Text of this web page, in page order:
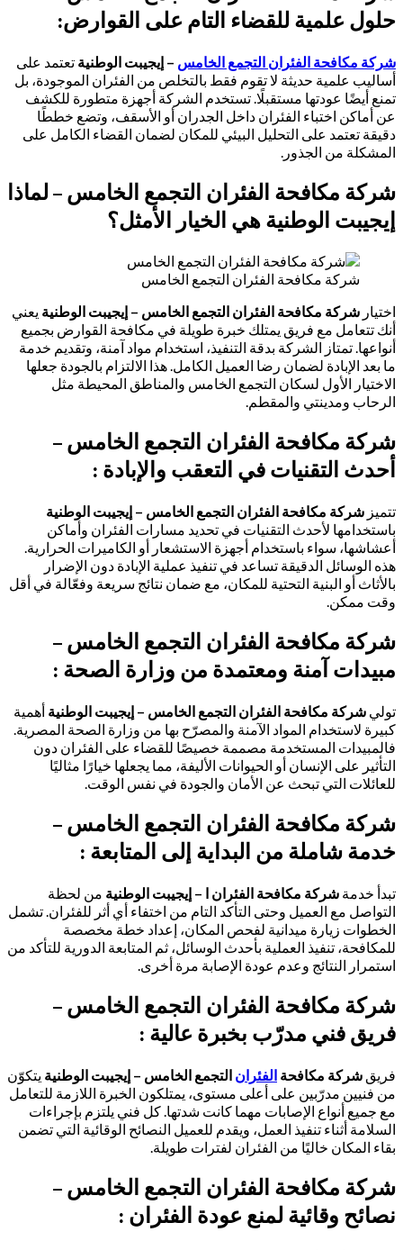
حلول علمية للقضاء التام على القوارض:
شركة مكافحة الفئران التجمع الخامس – إيجيبت الوطنية تعتمد على
أساليب علمية حديثة لا تقوم فقط بالتخلص من الفئران الموجودة، بل
تمنع أيضًا عودتها مستقبلًا. تستخدم الشركة أجهزة متطورة للكشف
عن أماكن اختباء الفئران داخل الجدران أو الأسقف، وتضع خططًا
دقيقة تعتمد على التحليل البيئي للمكان لضمان القضاء الكامل على
المشكلة من الجذور.
شركة مكافحة الفئران التجمع الخامس – لماذا
إيجيبت الوطنية هي الخيار الأمثل؟
شركة مكافحة الفئران التجمع الخامس
اختيار شركة مكافحة الفئران التجمع الخامس – إيجيبت الوطنية يعني
أنك تتعامل مع فريق يمتلك خبرة طويلة في مكافحة القوارض بجميع
أنواعها. تمتاز الشركة بدقة التنفيذ، استخدام مواد آمنة، وتقديم خدمة
ما بعد الإبادة لضمان رضا العميل الكامل. هذا الالتزام بالجودة جعلها
الاختيار الأول لسكان التجمع الخامس والمناطق المحيطة مثل
الرحاب ومدينتي والمقطم.
شركة مكافحة الفئران التجمع الخامس –
أحدث التقنيات في التعقب والإبادة :
تتميز شركة مكافحة الفئران التجمع الخامس – إيجيبت الوطنية
باستخدامها لأحدث التقنيات في تحديد مسارات الفئران وأماكن
أعشاشها، سواء باستخدام أجهزة الاستشعار أو الكاميرات الحرارية.
هذه الوسائل الدقيقة تساعد في تنفيذ عملية الإبادة دون الإضرار
بالأثاث أو البنية التحتية للمكان، مع ضمان نتائج سريعة وفعّالة في أقل
وقت ممكن.
شركة مكافحة الفئران التجمع الخامس –
مبيدات آمنة ومعتمدة من وزارة الصحة :
تولي شركة مكافحة الفئران التجمع الخامس – إيجيبت الوطنية أهمية
كبيرة لاستخدام المواد الآمنة والمصرّح بها من وزارة الصحة المصرية.
فالمبيدات المستخدمة مصممة خصيصًا للقضاء على الفئران دون
التأثير على الإنسان أو الحيوانات الأليفة، مما يجعلها خيارًا مثاليًا
للعائلات التي تبحث عن الأمان والجودة في نفس الوقت.
شركة مكافحة الفئران التجمع الخامس –
خدمة شاملة من البداية إلى المتابعة :
تبدأ خدمة شركة مكافحة الفئران ا – إيجيبت الوطنية من لحظة
التواصل مع العميل وحتى التأكد التام من اختفاء أي أثر للفئران. تشمل
الخطوات زيارة ميدانية لفحص المكان، إعداد خطة مخصصة
للمكافحة، تنفيذ العملية بأحدث الوسائل، ثم المتابعة الدورية للتأكد من
استمرار النتائج وعدم عودة الإصابة مرة أخرى.
شركة مكافحة الفئران التجمع الخامس –
فريق فني مدرّب بخبرة عالية :
فريق شركة مكافحة الفئران التجمع الخامس – إيجيبت الوطنية يتكوّن
من فنيين مدرّبين على أعلى مستوى، يمتلكون الخبرة اللازمة للتعامل
مع جميع أنواع الإصابات مهما كانت شدتها. كل فني يلتزم بإجراءات
السلامة أثناء تنفيذ العمل، ويقدم للعميل النصائح الوقائية التي تضمن
بقاء المكان خاليًا من الفئران لفترات طويلة.
شركة مكافحة الفئران التجمع الخامس –
نصائح وقائية لمنع عودة الفئران :